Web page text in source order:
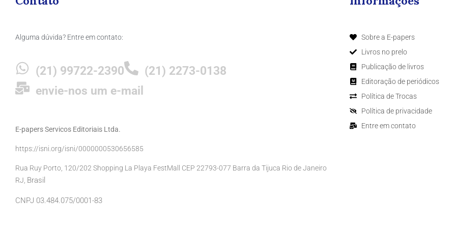
Alguma dúvida? Entre em contato:
(21) 99722-2390
(21) 2273-0138
envie-nos um e-mail
E-papers Servicos Editoriais Ltda.
https://isni.org/isni/0000000530656585
Rua Ruy Porto, 120/202 Shopping La Playa FestMall CEP 22793-077 Barra da Tijuca Rio de Janeiro
RJ, Brasil
CNPJ 03.484.075/0001-83
Sobre a E-papers
Livros no prelo
Publicação de livros
Editoração de periódicos
Política de Trocas
Política de privacidade
Entre em contato